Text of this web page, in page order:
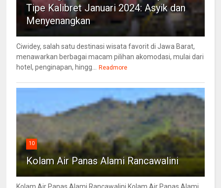
Tipe Kalibret Januari 2024: Asyik dan
Menyenangkan
Ciwidey, salah satu destinasi wisata favorit di Jawa Barat,
menawarkan berbagai macam pilihan akomodasi, mulai dari
hotel, penginapan, hingg...
Readmore
10
Kolam Air Panas Alami Rancawalini
Kolam Air Panas Alami Rancawalini Kolam Air Panas Alami